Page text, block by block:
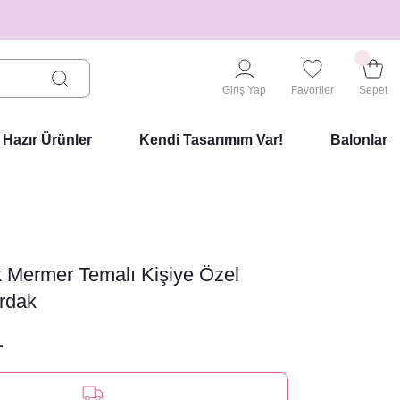
Giriş Yap Favoriler Sepet
Hazır Ürünler Kendi Tasarımım Var! Balonlar
Mermer Temalı Kişiye Özel